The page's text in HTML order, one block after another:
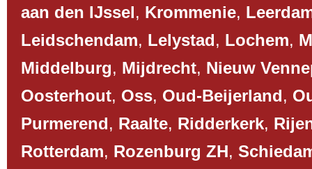
aan den IJssel, Krommenie,
Leidschendam, Lelystad, Lochem,
Middelburg, Mijdrecht, Nieuw
Oosterhout, Oss, Oud-Beijerland,
Purmerend, Raalte, Ridderkerk,
Rotterdam, Rozenburg ZH,